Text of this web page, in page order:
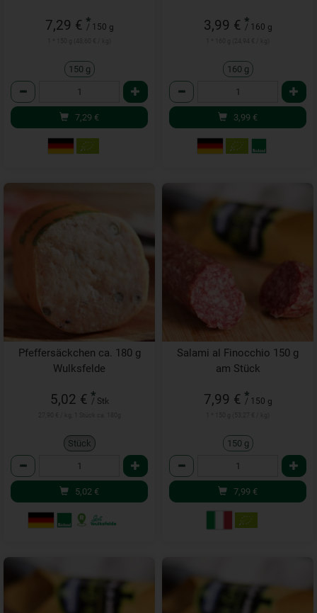
7,29 € *
/ 150 g
150 g
Anzahl
7,29 €
3,99 € *
/ 160 g
160 g
Anzahl
3,99 €
Pfeffersäckchen ca. 180 g
Wulksfelde
5,02 € *
/ Stk
Stück
Anzahl
5,02 €
Salami al Finocchio 150 g
am Stück
7,99 € *
/ 150 g
150 g
Anzahl
7,99 €